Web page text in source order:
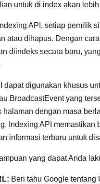
untuk di index akan lebih
API, setiap pemilik
atau dihapus. Dengan
diindeks secara baru,
dapat digunakan khusus
BroadcastEvent yang
halaman dengan masa
Indexing API
informasi terbaru untuk
yang dapat Anda
Beri tahu Google tentang